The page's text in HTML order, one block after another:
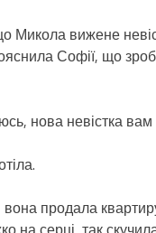
вижене
Софії, що
нова невістка вам
продала